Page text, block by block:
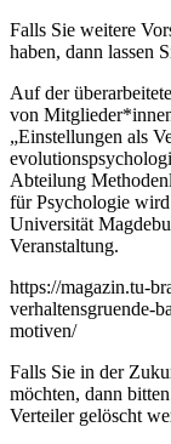
Falls Sie weitere
haben, dann lassen
Auf der
von
„Einstellungen als
Abteilung
für Psychologie
Universität
Veranstaltung.
https://magazin.tu-
verhaltensgruende-
motiven/
Falls Sie in der
möchten, dann
Verteiler gelöscht